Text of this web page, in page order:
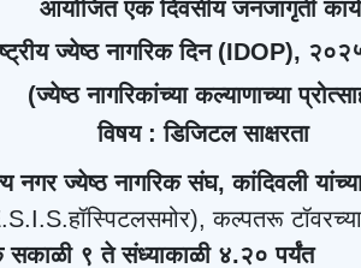
आयोजित एक दिवसीय जनजागृती
ज्येष्ठ नागरिक दिन (IDOP), २०२५
(ज्येष्ठ नागरिकांच्या कल्याणाच्या
विषय : डिजिटल साक्षरता
नगर ज्येष्ठ नागरिक संघ,कांदिवली
हॉस्पिटलसमोर),कल्पतरू
सकाळी ९ ते संध्याकाळी ४.२०पर्यंत